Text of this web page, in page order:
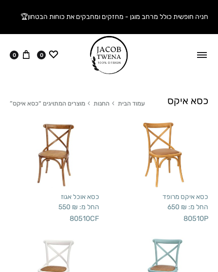
חניה חופשית כולל מרחב מוגן - מחזקים ומחבקים את כוחות הבטחון🏆
ווישליסט
0 עגלה
0
כסא איקס עמוד הבית החנות מוצרים המתויגים “כסא איקס”
כסא איקס מרופד
החל מ: 650 ₪
80510P
כסא אוכל אגוז
החל מ: 550 ₪
80510CF